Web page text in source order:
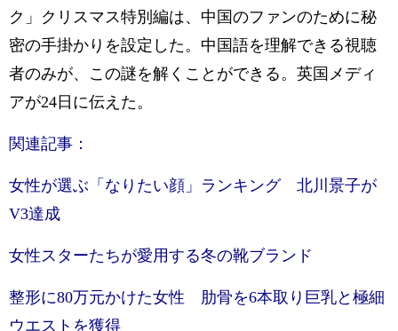
ク」クリスマス特別編は、中国のファンのために秘
密の手掛かりを設定した。中国語を理解できる視聴
者のみが、この謎を解くことができる。英国メディ
アが24日に伝えた。
関連記事：
女性が選ぶ「なりたい顔」ランキング 北川景子が
V3達成
女性スターたちが愛用する冬の靴ブランド
整形に80万元かけた女性 肋骨を6本取り巨乳と極細
ウエストを獲得